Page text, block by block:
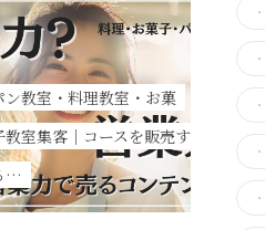
ン教室・料理教室・お菓
教室集客｜コースを販売す
…
・
・
・
・
・